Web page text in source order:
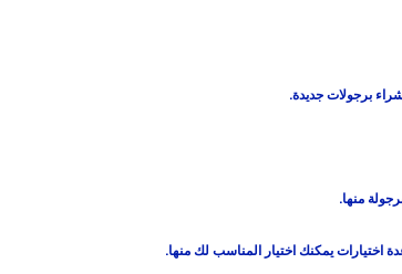
برجولات جديدة.
منها.
اختيارات يمكنك اختيار المناسب لك منها.